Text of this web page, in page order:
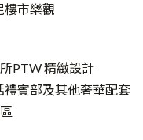
樓市樂觀
PTW 精緻設計
禮賓部及其他奢華配套